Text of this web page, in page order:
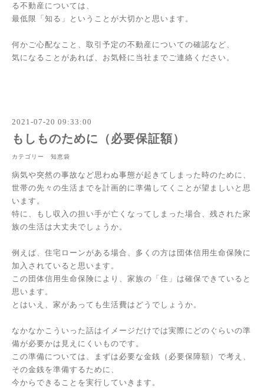
る不動産については、
最低限「知る」ということが大切かと思います。
何かご心配なこと、取引予定の不動産についての確認など、
気になることがあれば、お気軽に当社までご連絡ください。
2021-07-20 09:33:00
もしものために（必要保証額）
カテゴリー 知恵袋
病気や突然の事故など思わぬ事態が起きてしまった時のために、
世帯の先々の生活までを計画的に準備してくことが望ましいと思
います。
特に、もし収入の担い手が亡くなってしまった場合、残された家
族の生活は大丈夫でしょうか。
例えば、住宅ローンがある場合、多くの方は団体信用生命保険に
加入されていると思います。
この団体信用生命保険により、家族の「住」は確保できていると
思います。
とはいえ、家があっても生活費はどうでしょうか。
なかなかこういった話はイメージだけでは実際にどのぐらいの準
備が必要かは見えにくいものです。
この準備については、まずは必要な金銭（必要保障額）で考え、
その金銭を準備するために、
今からできることを実行していきます。